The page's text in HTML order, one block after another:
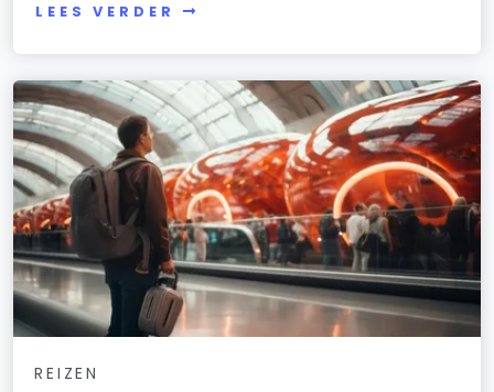
LEES VERDER
REIZEN